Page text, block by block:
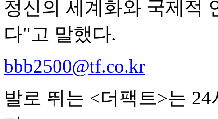
정신의 세계화와 국제적
다"고 말했다.
bbb2500@tf.co.kr
발로 뛰는 <더팩트>는